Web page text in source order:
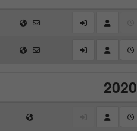
2020